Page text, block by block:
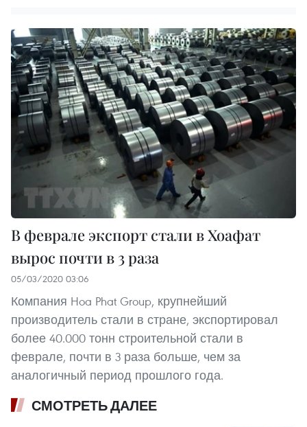
В феврале экспорт стали в Хоафат
вырос почти в 3 раза
05/03/2020 03:06
Компания Hoa Phat Group, крупнейший
производитель стали в стране, экспортировал
более 40.000 тонн строительной стали в
феврале, почти в 3 раза больше, чем за
аналогичный период прошлого года.
СМОТРЕТЬ ДАЛЕЕ